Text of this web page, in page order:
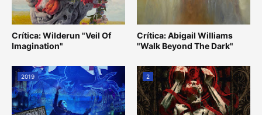
Crítica: Wilderun "Veil Of
Imagination"
Crítica: Abigail Williams
"Walk Beyond The Dark"
2019 2